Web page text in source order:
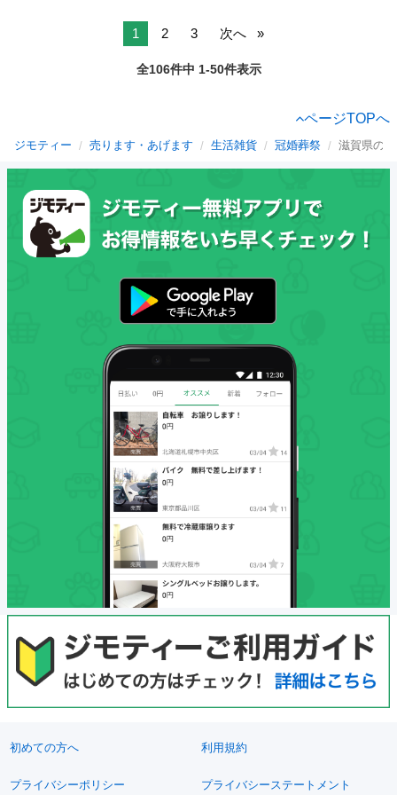
1 2 3 次へ
全106件中 1-50件表示
ページTOPへ
ジモティー 売ります・あげます 生活雑貨 冠婚葬祭 滋賀県の
初めての方へ 利用規約
プライバシーポリシー プライバシーステートメント